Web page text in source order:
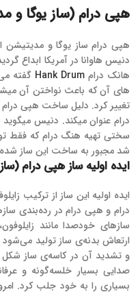
هپی درام (ساز یوگا
هپی درام ساز یوگا و
دنیس هاوانا در آمریکا ابداع
هانک درام Hank Drum گفته
تغییر کرد. دلیل ساخت هپی
شد مجبور به ساخت این ساز
ایده اولیه ساز هپی درام
ایده اولیه این ساز از ترکیب
درام و هپی درام در رده‌بندی
ساز‌های خودصدا مانند
ارتعاش بدنه‌‌ی ساز تولید
و تشدید آن در کاسه‌ی ساز
صدایی بسیار خلسه‌گونه و
بسیاری را به خود جلب کرد.